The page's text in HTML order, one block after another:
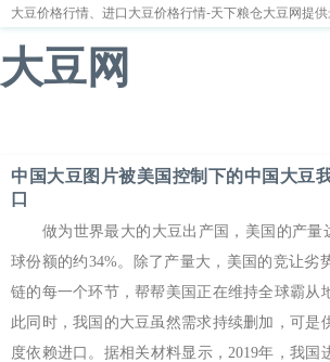
大豆价格行情、进口大豆价格行情-天下粮仓大豆网提
大豆网
中国大豆图片被美国控制下的中国大豆
口
做为世界最大的大豆出产国，美国的产量
球份额的约34%。除了产量大，美国的竞让劣
链的每一个环节，帮帮美国正在维持全球霸
此同时，我国的大豆虽然需求持续删加，可是
度依赖进口。据相关材料显示，2019年，我国